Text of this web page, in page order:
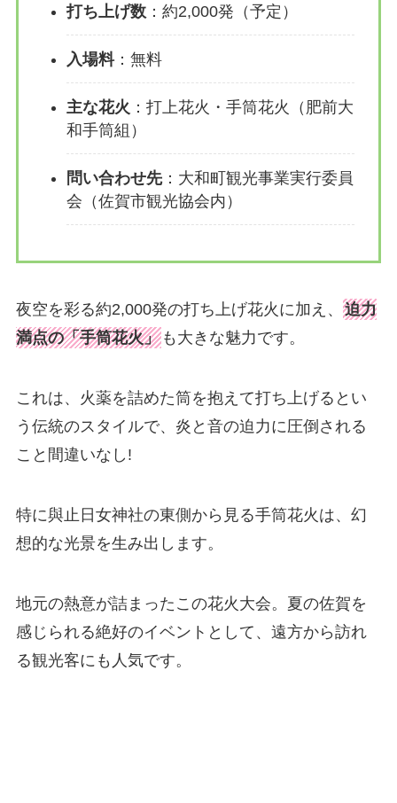
打ち上げ数：約2,000発（予定）
入場料：無料
主な花火 ：打上花火・手筒花火（肥前大
和手筒組）
問い合わせ先：大和町観光事業実行委員
会（佐賀市観光協会内）
夜空を彩る約2,000発の打ち上げ花火に加え、 迫力
満点の「手筒花火」も大きな魅力です。
これは、火薬を詰めた筒を抱えて打ち上げるとい
う伝統のスタイルで、炎と音の迫力に圧倒される
こと間違いなし!
特に與止日女神社の東側から見る手筒花火は、幻
想的な光景を生み出します。
地元の熱意が詰まったこの花火大会。夏の佐賀を
感じられる絶好のイベントとして、遠方から訪れ
る観光客にも人気です。